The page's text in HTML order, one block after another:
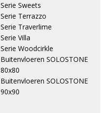
Serie Sweets
Serie Terrazzo
Serie Traverlime
Serie Villa
Serie Woodcirkle
Buitenvloeren SOLOSTONE
80x80
Buitenvloeren SOLOSTONE
90x90